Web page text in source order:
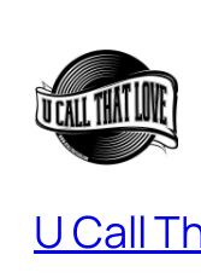
treści
U Call